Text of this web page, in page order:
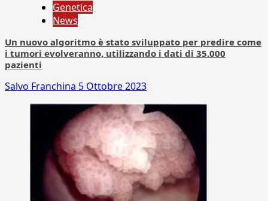
Genetica
News
Un nuovo algoritmo è stato sviluppato per predire come
i tumori evolveranno, utilizzando i dati di 35.000
pazienti
Salvo Franchina 5 Ottobre 2023